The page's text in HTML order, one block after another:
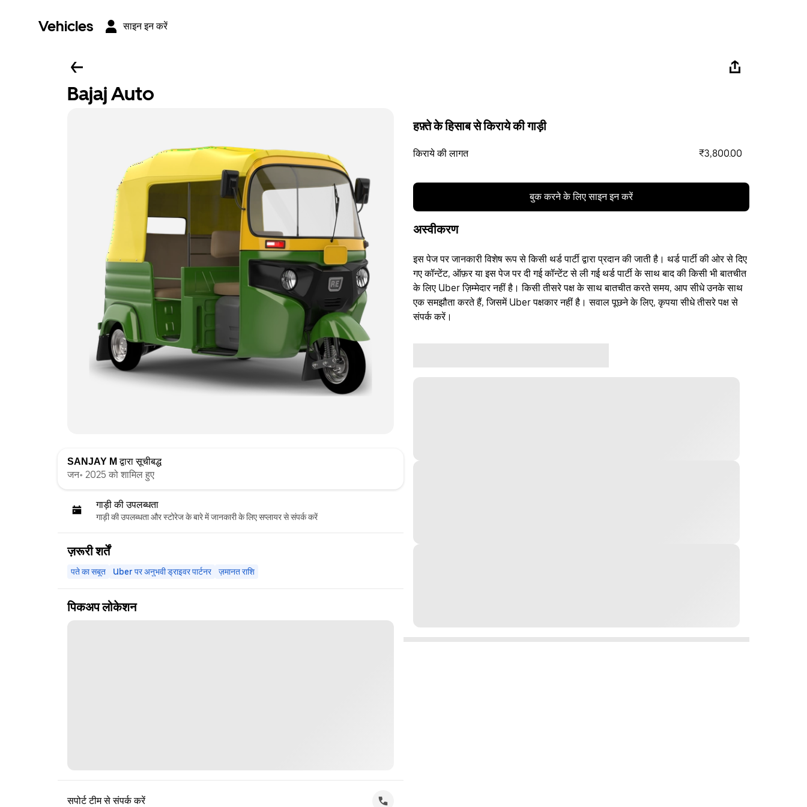
Vehicles साइन इन करें
Bajaj Auto
SANJAY M द्वारा सूचीबद्ध
जन॰ 2025 को शामिल हुए
गाड़ी की उपलब्धता
गाड़ी की उपलब्धता और स्‍टोरेज के बारे में जानकारी के लिए सप्लायर से संपर्क करें
ज़रूरी शर्तें
पते का सबूत Uber पर अनुभवी ड्राइवर पार्टनर ज़मानत राशि
पिकअप लोकेशन
सपोर्ट टीम से संपर्क करें
हफ़्ते के हिसाब से किराये की गाड़ी
किराये की लागत ₹3,800.00
बुक करने के लिए साइन इन करें
अस्वीकरण
इस पेज पर जानकारी विशेष रूप से किसी थर्ड पार्टी द्वारा प्रदान की जाती है। थर्ड पार्टी की ओर से दिए
गए कॉन्टेंट, ऑफ़र या इस पेज पर दी गई कॉन्टेंट से ली गई थर्ड पार्टी के साथ बाद की किसी भी बातचीत
के लिए Uber ज़िम्मेदार नहीं है। किसी तीसरे पक्ष के साथ बातचीत करते समय, आप सीधे उनके साथ
एक समझौता करते हैं, जिसमें Uber पक्षकार नहीं है। सवाल पूछने के लिए, कृपया सीधे तीसरे पक्ष से
संपर्क करें।